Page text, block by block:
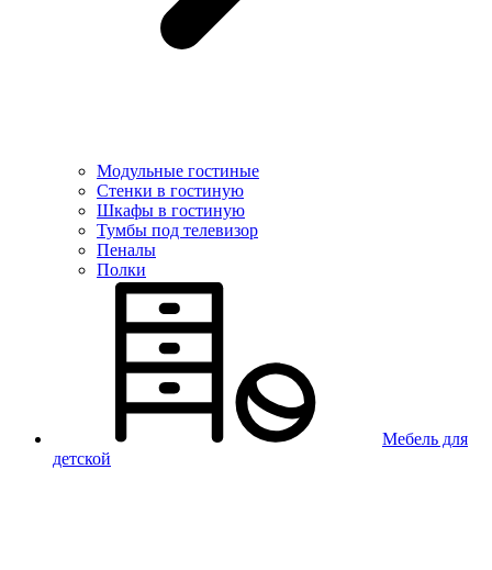
Модульные гостиные
Стенки в гостиную
Шкафы в гостиную
Тумбы под телевизор
Пеналы
Полки
Мебель для
детской